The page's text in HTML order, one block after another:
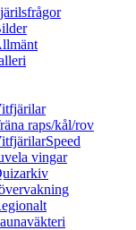
raps/kål/rov
vingar